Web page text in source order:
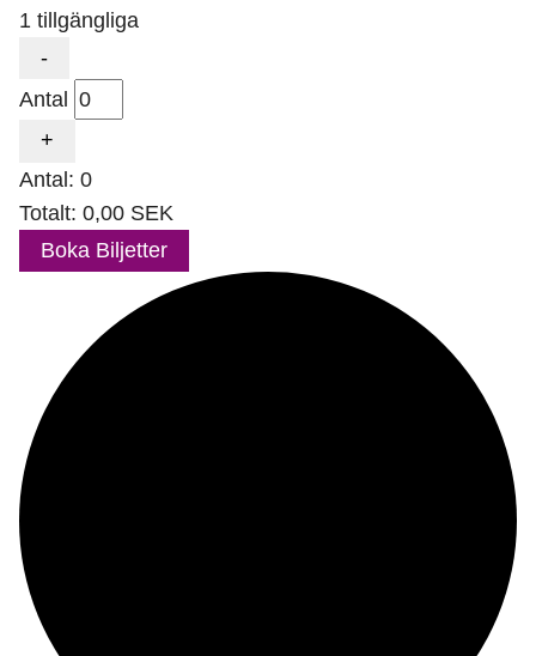
1 tillgängliga
Minska
biljettantalet
för
Healing
-
Antal
Increase
quantity
for
Healing
+
Antal: 0
Totalt: 0,00 SEK
Boka Biljetter